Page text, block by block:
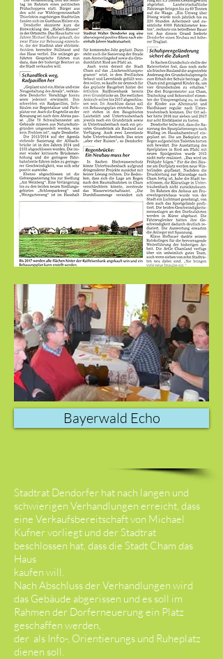
Bayerwald Echo
Stadtrat Dendorfer hat nach langen und
schwierigen Verhandlungen erreicht, dass
eine Verkaufsbereitschaft von Michael
Kufner vorliegt und der Stadtrat
beschlossen hat, dass die Stadt Cham das
Haus
kaufen will.
Nach Abschluss der Verhandlungen wird
das Gebäude abgerissen und es soll im
Rahmen der Dorferneuerung ein Platz
geschaffen werden,
der als Info-, Orientierungs und Ruheplatz
dienen soll.